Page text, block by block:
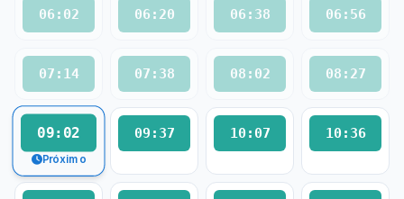
06:02 06:20 06:38 06:56
07:14 07:38 08:02 08:27
09:02
Próximo
09:37 10:07 10:36